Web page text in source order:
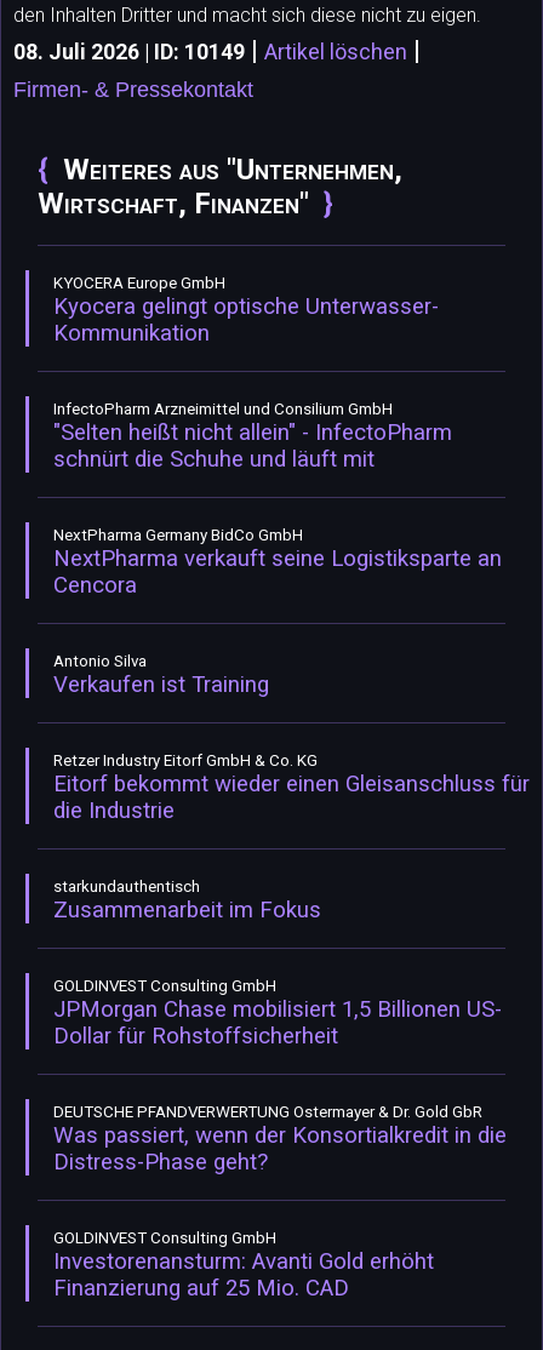
den Inhalten Dritter und macht sich diese nicht zu eigen.
08. Juli 2026 | ID: 10149 | Artikel löschen |
Firmen- & Pressekontakt
Weiteres aus "Unternehmen,
Wirtschaft, Finanzen"
KYOCERA Europe GmbH
Kyocera gelingt optische Unterwasser-
Kommunikation
InfectoPharm Arzneimittel und Consilium GmbH
"Selten heißt nicht allein" - InfectoPharm
schnürt die Schuhe und läuft mit
NextPharma Germany BidCo GmbH
NextPharma verkauft seine Logistiksparte an
Cencora
Antonio Silva
Verkaufen ist Training
Retzer Industry Eitorf GmbH & Co. KG
Eitorf bekommt wieder einen Gleisanschluss für
die Industrie
starkundauthentisch
Zusammenarbeit im Fokus
GOLDINVEST Consulting GmbH
JPMorgan Chase mobilisiert 1,5 Billionen US-
Dollar für Rohstoffsicherheit
DEUTSCHE PFANDVERWERTUNG Ostermayer & Dr. Gold GbR
Was passiert, wenn der Konsortialkredit in die
Distress-Phase geht?
GOLDINVEST Consulting GmbH
Investorenansturm: Avanti Gold erhöht
Finanzierung auf 25 Mio. CAD